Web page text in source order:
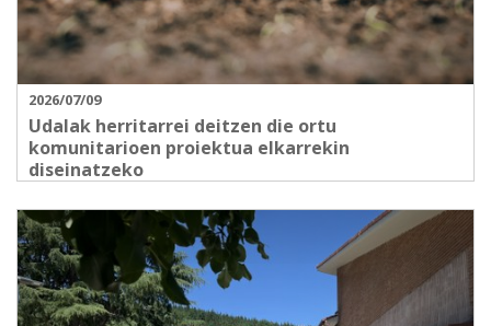
2026/07/09
Udalak herritarrei deitzen die ortu
komunitarioen proiektua elkarrekin
diseinatzeko